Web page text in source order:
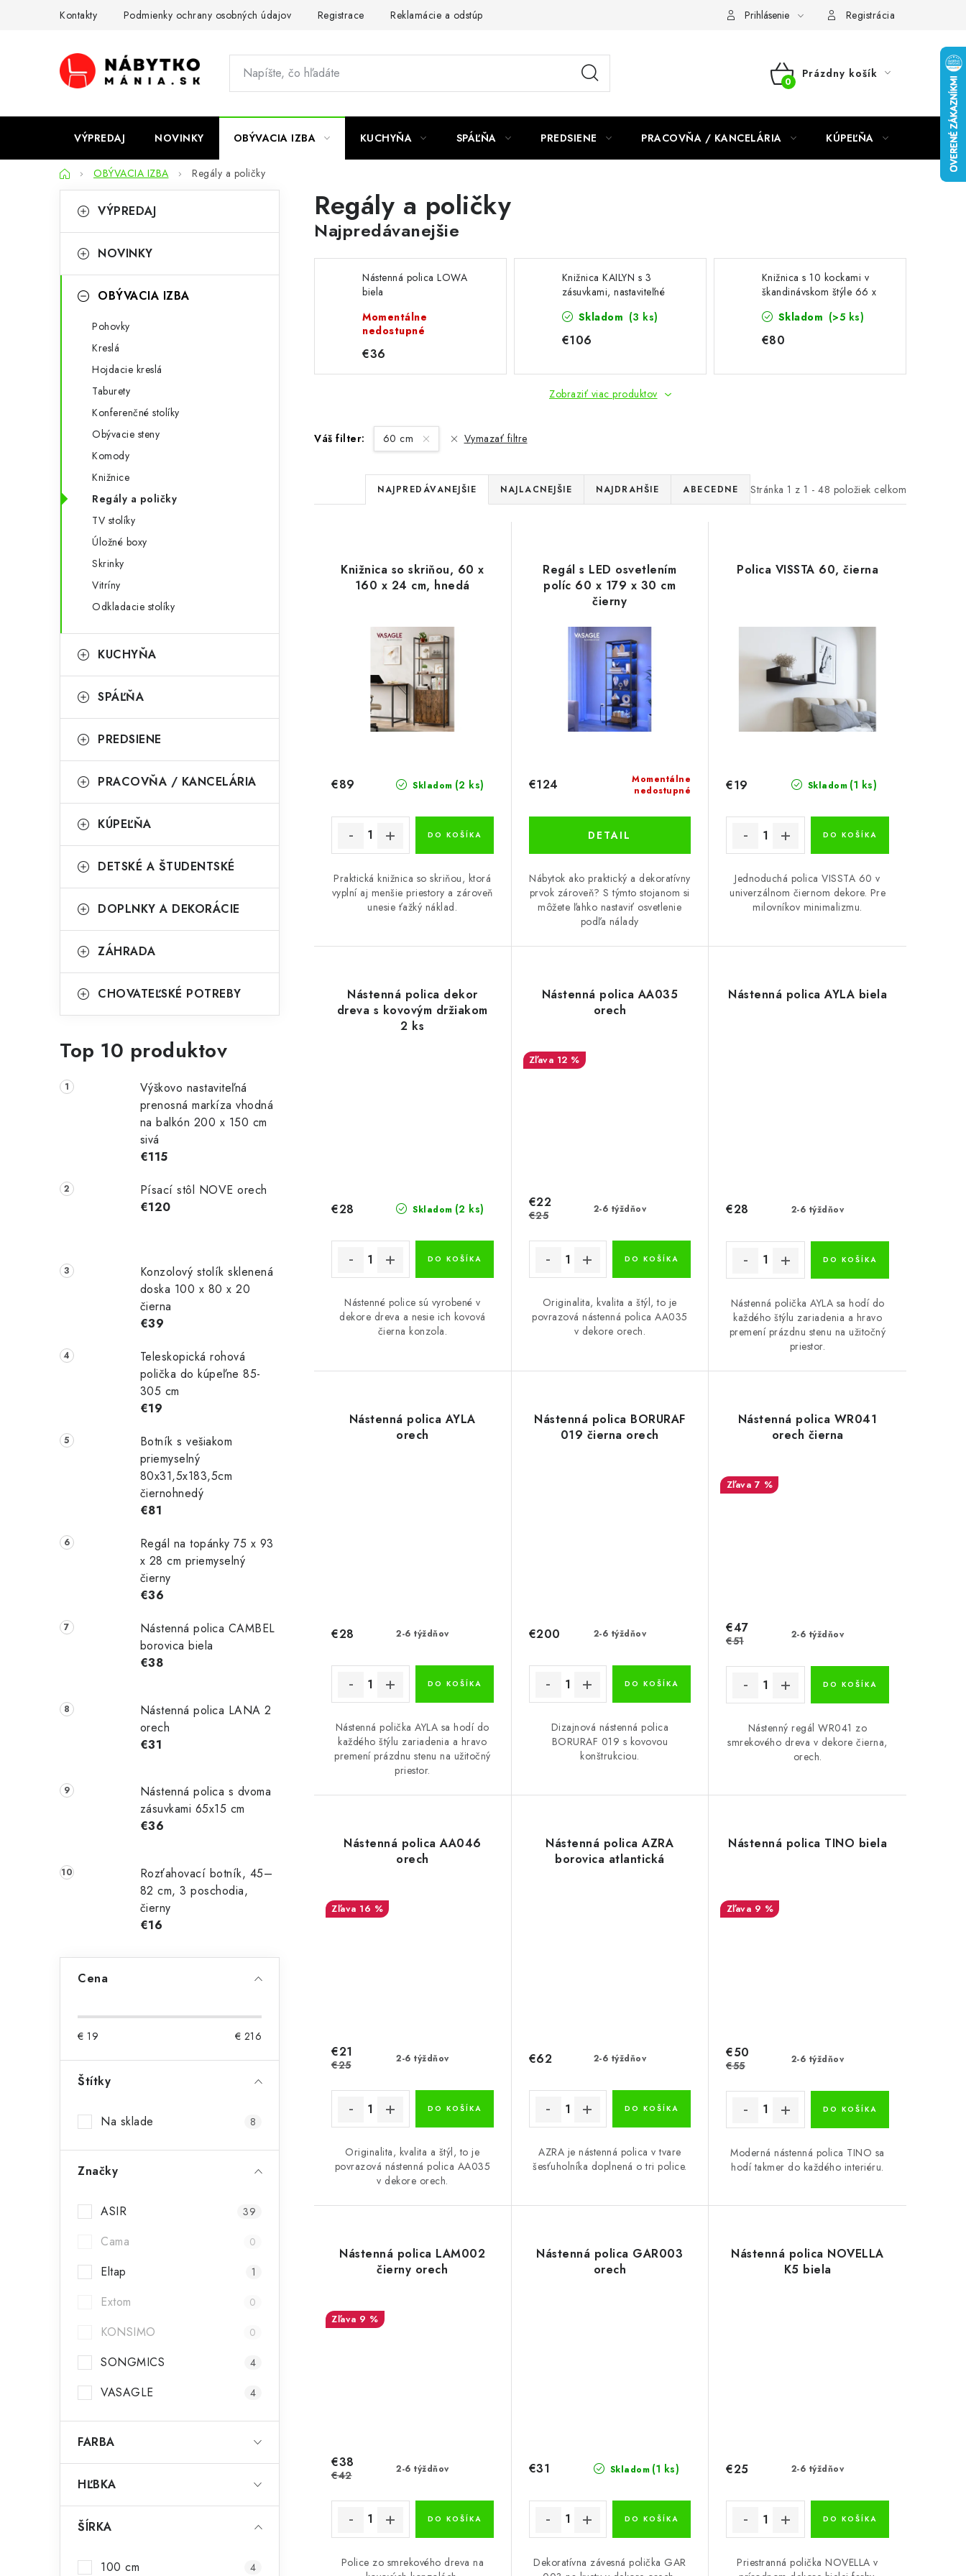
Kontakty Podmienky ochrany osobných údajov Registrace Reklamácie a odstúpenie od zmluvy Prihlásenie Registrácia
NÁKUPNÝ
Prázdny košík
VÝPREDAJ NOVINKY OBÝVACIA IZBA KUCHYŇA SPÁĽŇA PREDSIENE PRACOVŇA / KANCELÁRIA KÚPEĽŇA
DomovOBÝVACIA IZBA Regály a poličky
o
n
kategórie
a
e
VÝPREDAJ
NOVINKY
OBÝVACIA IZBA
Pohovky
Kreslá
Hojdacie kreslá
Taburety
Konferenčné stolíky
Obývacie steny
Komody
Knižnice
Regály a poličky
TV stolíky
Úložné boxy
Skrinky
Vitríny
Odkladacie stolíky
KUCHYŇA
SPÁĽŇA
PREDSIENE
PRACOVŇA / KANCELÁRIA
KÚPEĽŇA
DETSKÉ A ŠTUDENTSKÉ
DOPLNKY A DEKORÁCIE
ZÁHRADA
CHOVATEĽSKÉ POTREBY
Top 10 produktov
Výškovo nastaviteľná
prenosná markíza vhodná
na balkón 200 x 150 cm
sivá
€115
Písací stôl NOVE orech
€120
Konzolový stolík sklenená
doska 100 x 80 x 20
čierna
€39
Teleskopická rohová
polička do kúpeľne 85-
305 cm
€19
Botník s vešiakom
priemyselný
80x31,5x183,5cm
čiernohnedý
€81
Regál na topánky 75 x 93
x 28 cm priemyselný
čierny
€36
Nástenná polica CAMBEL
borovica biela
€38
Nástenná polica LANA 2
orech
€31
Nástenná polica s dvoma
zásuvkami 65x15 cm
€36
Rozťahovací botník, 45–
82 cm, 3 poschodia,
čierny
€16
Cena
€ 19 € 216
Štítky
Na sklade 8
Značky
ASIR 39
Cama 0
Eltap 1
Extom 0
KONSIMO 0
SONGMICS 4
VASAGLE 4
FARBA
HĽBKA
ŠÍRKA
100 cm 4
Regály a poličky
Najpredávanejšie
Nástenná polica LOWA
biela
Momentálne
nedostupné
€36
Knižnica KAILYN s 3
zásuvkami, nastaviteľné
bielaSkladom (3 ks)
€106
Knižnica s 10 kockami v
škandinávskom štýle 66 x
Skladom (>5 ks)
€80
Zobraziť viac produktov
Váš filter: 60 cm Vymazať filtre
Stránka 1 z 1 - 48 položiek celkom
R
a
e
n
i
p
r
o
k
t
o
v
NAJPREDÁVANEJŠIE NAJLACNEJŠIE NAJDRAHŠIE ABECEDNE
Knižnica so skriňou, 60 x
160 x 24 cm, hnedá
Skladom (2 ks)
€89
DO KOŠÍKA
Praktická knižnica so skriňou, ktorá
vyplní aj menšie priestory a zároveň
unesie ťažký náklad.
Regál s LED osvetlením
políc 60 x 179 x 30 cm
čierny
Momentálne
nedostupné
€124
DETAIL
Nábytok ako praktický a dekoratívny
prvok zároveň? S týmto stojanom si
môžete ľahko nastaviť osvetlenie
podľa nálady
Polica VISSTA 60, čierna
Skladom (1 ks)
€19
DO KOŠÍKA
Jednoduchá polica VISSTA 60 v
univerzálnom čiernom dekore. Pre
milovníkov minimalizmu.
Nástenná polica dekor
dreva s kovovým držiakom
2 ks
Skladom (2 ks)
€28
DO KOŠÍKA
Nástenné police sú vyrobené v
dekore dreva a nesie ich kovová
čierna konzola.
Nástenná polica AA035
orech
12 %
2-6 týždňov
€22
€25
DO KOŠÍKA
Originalita, kvalita a štýl, to je
povrazová nástenná polica AA035
v dekore orech.
Nástenná polica AYLA biela
2-6 týždňov
€28
DO KOŠÍKA
Nástenná polička AYLA sa hodí do
každého štýlu zariadenia a hravo
premení prázdnu stenu na užitočný
priestor.
Nástenná polica AYLA
orech
2-6 týždňov
€28
DO KOŠÍKA
Nástenná polička AYLA sa hodí do
každého štýlu zariadenia a hravo
premení prázdnu stenu na užitočný
priestor.
Nástenná polica BORURAF
019 čierna orech
2-6 týždňov
€200
DO KOŠÍKA
Dizajnová nástenná polica
BORURAF 019 s kovovou
konštrukciou.
Nástenná polica WR041
orech čierna
7 %
2-6 týždňov
€47
€51
DO KOŠÍKA
Nástenný regál WR041 zo
smrekového dreva v dekore čierna,
orech.
Nástenná polica AA046
orech
16 %
2-6 týždňov
€21
€25
DO KOŠÍKA
Originalita, kvalita a štýl, to je
povrazová nástenná polica AA035
v dekore orech.
Nástenná polica AZRA
borovica atlantická
2-6 týždňov
€62
DO KOŠÍKA
AZRA je nástenná polica v tvare
šesťuholníka doplnená o tri police.
Nástenná polica TINO biela
9 %
2-6 týždňov
€50
€55
DO KOŠÍKA
Moderná nástenná polica TINO sa
hodí takmer do každého interiéru.
Nástenná polica LAM002
čierny orech
9 %
2-6 týždňov
€38
€42
DO KOŠÍKA
Police zo smrekového dreva na
Nástenná polica GAR003
orech
Skladom (1 ks)
€31
DO KOŠÍKA
Dekoratívna závesná polička GAR
Nástenná polica NOVELLA
K5 biela
2-6 týždňov
€25
DO KOŠÍKA
Priestranná polička NOVELLA v